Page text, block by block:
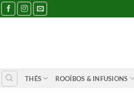
THÉS ROOÏBOS & INFUSIONS